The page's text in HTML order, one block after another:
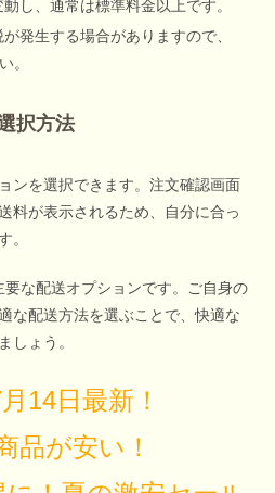
し、通常は標準料金以上です。
発生する場合がありますので、
。
択方法
ンを選択できます。注文確認画面
料が表示されるため、自分に合っ
。
な配送オプションです。ご自身の
な配送方法を選ぶことで、快適な
しょう。
14日最新！
品が安い！